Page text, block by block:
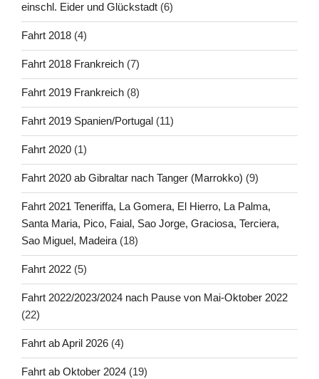
in
Portugal
nach
Póvoa
de
Varzim,“
einschl. Eider und Glückstadt (6)
Fahrt 2018 (4)
Fahrt 2018 Frankreich (7)
Fahrt 2019 Frankreich (8)
Fahrt 2019 Spanien/Portugal (11)
Fahrt 2020 (1)
Fahrt 2020 ab Gibraltar nach Tanger (Marrokko) (9)
Fahrt 2021 Teneriffa, La Gomera, El Hierro, La Palma,
Santa Maria, Pico, Faial, Sao Jorge, Graciosa, Terciera,
Sao Miguel, Madeira (18)
Fahrt 2022 (5)
Fahrt 2022/2023/2024 nach Pause von Mai-Oktober 2022
(22)
Fahrt ab April 2026 (4)
Fahrt ab Oktober 2024 (19)